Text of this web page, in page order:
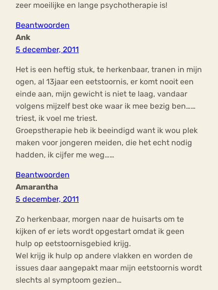
zeer moeilijke en lange psychotherapie is!
Beantwoorden
Ank
5 december, 2011
Het is een heftig stuk, te herkenbaar, tranen in mijn
ogen, al 13jaar een eetstoornis, er komt nooit een
einde aan, mijn gewicht is niet te laag, vandaar
volgens mijzelf best oke waar ik mee bezig ben……
triest, ik voel me triest.
Groepstherapie heb ik beeindigd want ik wou plek
maken voor jongeren meiden, die het echt nodig
hadden, ik cijfer me weg……
Beantwoorden
Amarantha
5 december, 2011
Zo herkenbaar, morgen naar de huisarts om te
kijken of er iets wordt opgestart omdat ik geen
hulp op eetstoornisgebied krijg.
Wel krijg ik hulp op andere vlakken en worden de
issues daar aangepakt maar mijn eetstoornis wordt
slechts al symptoom gezien…